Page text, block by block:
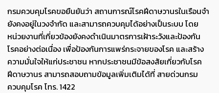
กรมควบคุมโรคขอยืนยันว่า สถานการณ์โรคฝีดาษวานรในเรือนจำ
ยังคงอยู่ในวงจำกัด และสามารถควบคุมได้อย่างเป็นระบบ โดย
หน่วยงานที่เกี่ยวข้องยังคงดำเนินมาตรการเฝ้าระวังและป้องกัน
โรคอย่างต่อเนื่อง เพื่อป้องกันการแพร่กระจายของโรค และสร้าง
ความมั่นใจให้แก่ประชาชน หากประชาชนมีข้อสงสัยเกี่ยวกับโรค
ฝีดาษวานร สามารถสอบถามข้อมูลเพิ่มเติมได้ที่ สายด่วนกรม
ควบคุมโรค โทร. 1422